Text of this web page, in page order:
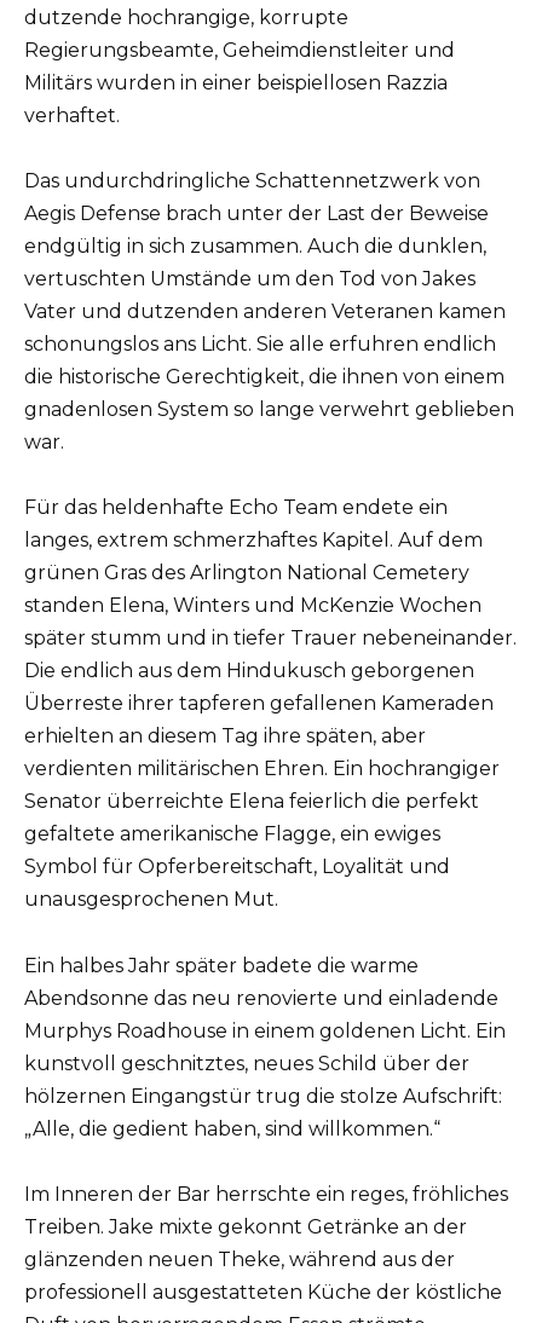
dutzende hochrangige, korrupte
Regierungsbeamte, Geheimdienstleiter und
Militärs wurden in einer beispiellosen Razzia
verhaftet.
Das undurchdringliche Schattennetzwerk von
Aegis Defense brach unter der Last der Beweise
endgültig in sich zusammen. Auch die dunklen,
vertuschten Umstände um den Tod von Jakes
Vater und dutzenden anderen Veteranen kamen
schonungslos ans Licht. Sie alle erfuhren endlich
die historische Gerechtigkeit, die ihnen von einem
gnadenlosen System so lange verwehrt geblieben
war.
Für das heldenhafte Echo Team endete ein
langes, extrem schmerzhaftes Kapitel. Auf dem
grünen Gras des Arlington National Cemetery
standen Elena, Winters und McKenzie Wochen
später stumm und in tiefer Trauer nebeneinander.
Die endlich aus dem Hindukusch geborgenen
Überreste ihrer tapferen gefallenen Kameraden
erhielten an diesem Tag ihre späten, aber
verdienten militärischen Ehren. Ein hochrangiger
Senator überreichte Elena feierlich die perfekt
gefaltete amerikanische Flagge, ein ewiges
Symbol für Opferbereitschaft, Loyalität und
unausgesprochenen Mut.
Ein halbes Jahr später badete die warme
Abendsonne das neu renovierte und einladende
Murphys Roadhouse in einem goldenen Licht. Ein
kunstvoll geschnitztes, neues Schild über der
hölzernen Eingangstür trug die stolze Aufschrift:
„Alle, die gedient haben, sind willkommen.“
Im Inneren der Bar herrschte ein reges, fröhliches
Treiben. Jake mixte gekonnt Getränke an der
glänzenden neuen Theke, während aus der
professionell ausgestatteten Küche der köstliche